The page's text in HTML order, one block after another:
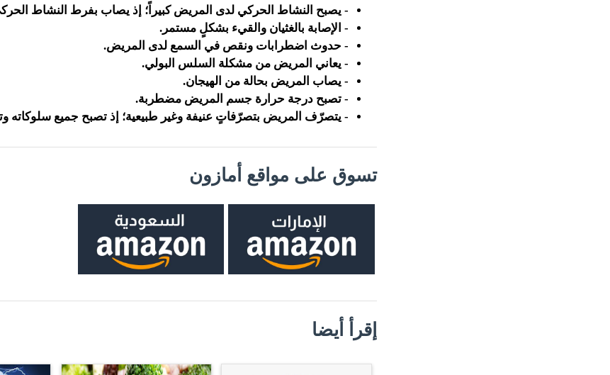
- يصبح النشاط الحركي لدى المريض كبيراً؛ إذ يصاب بفرط النشاط
- الإصابة بالغثيان والقيء بشكلٍ مستمر.
- حدوث اضطرابات ونقص في السمع لدى المريض.
- يعاني المريض من مشكلة السلس البولي.
- يصاب المريض بحالة من الهيجان.
- تصبح درجة حرارة جسم المريض مضطربة.
- يتصرّف المريض بتصرّفاتٍ عنيفة وغير طبيعية؛ إذ تصبح جميع سلوكاته
تسوق على مواقع أمازون
إقرأ أيضا